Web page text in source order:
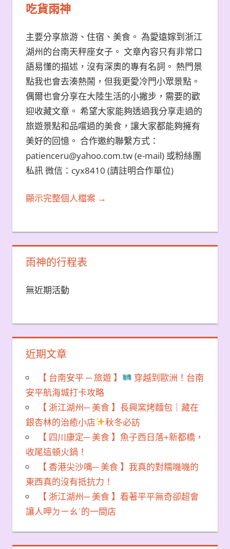
吃貨雨神
主要分享旅游、住宿、美食。 為愛遠嫁到浙江
湖州的台南天秤座女子。 文章內容只有非常口
語易懂的描述，沒有深奧的專有名詞。 熱門景
點我也會去湊熱鬧，但我更愛冷門小眾景點。
偶爾也會分享在大陸生活的小撇步，需要的歡
迎收藏文章。 希望大家能夠透過我分享走過的
旅遊景點和品嚐過的美食，讓大家都能夠擁有
美好的回憶。 合作邀約聯繫方式：
patienceru@yahoo.com.tw (e-mail) 或粉絲團
私訊 微信：cyx8410 (請註明合作單位)
顯示完整個人檔案 →
雨神的行程表
無近期活動
近期文章
【 台南安平 ─ 旅遊 】
穿越到歐洲！台南
安平航海城打卡攻略
【 浙江湖州─ 美食 】長興窯烤麵包｜藏在
銀杏林的治癒小店
秋冬必訪
【 四川康定─ 美食 】魚子西日落+新都橋，
收尾這頓火鍋！
【 香港尖沙嘴─ 美食 】我真的對糯嘰嘰的
東西真的沒有抵抗力！
【 浙江湖州─ 美食 】看著平平無奇卻超會
讓人呷ㄉㄧㄠˊ的一間店